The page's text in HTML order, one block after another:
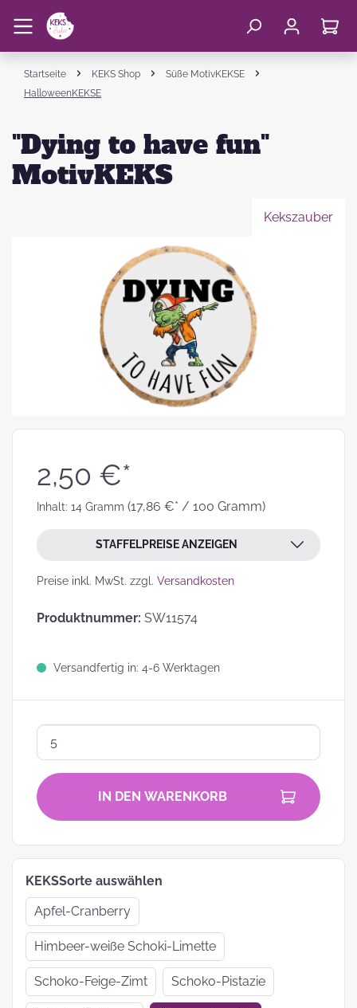
Startseite KEKS Shop
Süße MotivKEKSE
HalloweenKEKSE
"Dying to have fun"
MotivKEKS
Kekszauber
2,50 €*
Inhalt: 14 Gramm (17,86 €* / 100 Gramm)
STAFFELPREISE ANZEIGEN
Preise inkl. MwSt. zzgl. Versandkosten
Produktnummer: SW11574
Versandfertig in: 4-6 Werktagen
IN DEN WARENKORB
KEKSSorte auswählen
Apfel-Cranberry
Himbeer-weiße Schoki-Limette
Schoko-Feige-Zimt Schoko-Pistazie